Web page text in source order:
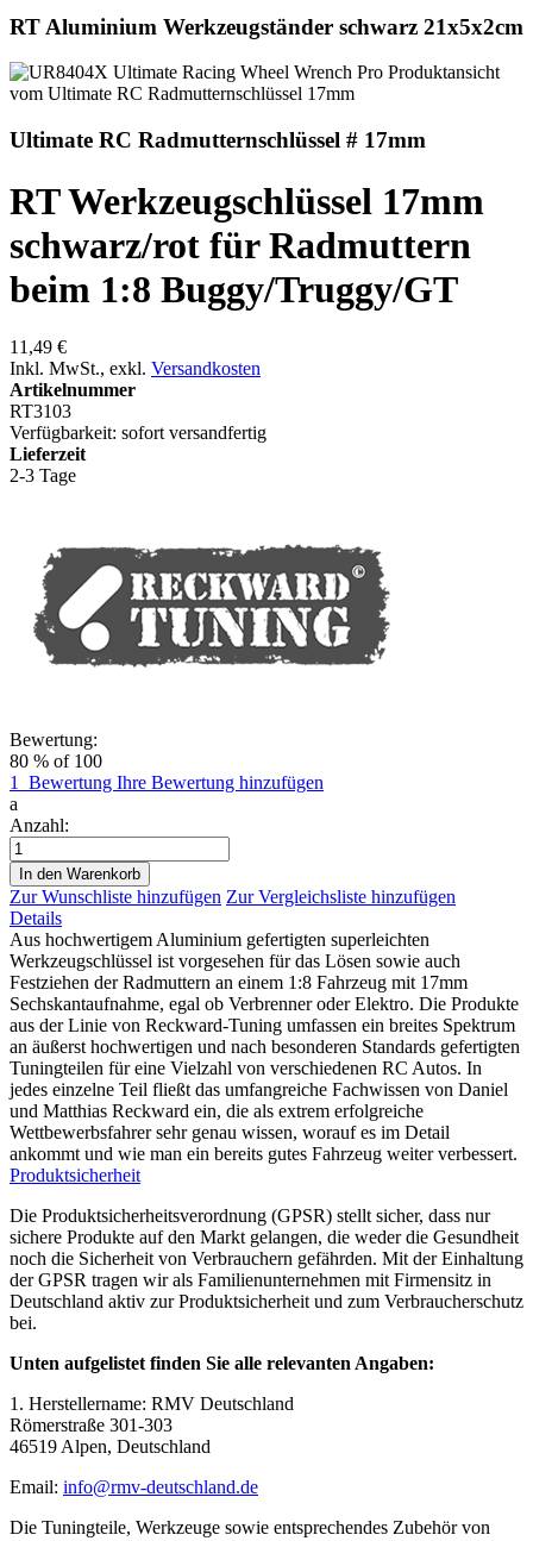
RT Aluminium Werkzeugständer schwarz 21x5x2cm
Ultimate RC Radmutternschlüssel # 17mm
RT Werkzeugschlüssel 17mm
schwarz/rot für Radmuttern
beim 1:8 Buggy/Truggy/GT
11,49 €
Inkl. MwSt., exkl. Versandkosten
Artikelnummer
RT3103
Verfügbarkeit: sofort versandfertig
Lieferzeit
2-3 Tage
Bewertung:
80 % of 100
1
Bewertung Ihre Bewertung hinzufügen
a
Anzahl:
In den Warenkorb
Zur Wunschliste hinzufügen Zur Vergleichsliste hinzufügen
Details
Aus hochwertigem Aluminium gefertigten superleichten
Werkzeugschlüssel ist vorgesehen für das Lösen sowie auch
Festziehen der Radmuttern an einem 1:8 Fahrzeug mit 17mm
Sechskantaufnahme, egal ob Verbrenner oder Elektro. Die Produkte
aus der Linie von Reckward-Tuning umfassen ein breites Spektrum
an äußerst hochwertigen und nach besonderen Standards gefertigten
Tuningteilen für eine Vielzahl von verschiedenen RC Autos. In
jedes einzelne Teil fließt das umfangreiche Fachwissen von Daniel
und Matthias Reckward ein, die als extrem erfolgreiche
Wettbewerbsfahrer sehr genau wissen, worauf es im Detail
ankommt und wie man ein bereits gutes Fahrzeug weiter verbessert.
Produktsicherheit
Die Produktsicherheitsverordnung (GPSR) stellt sicher, dass nur
sichere Produkte auf den Markt gelangen, die weder die Gesundheit
noch die Sicherheit von Verbrauchern gefährden. Mit der Einhaltung
der GPSR tragen wir als Familienunternehmen mit Firmensitz in
Deutschland aktiv zur Produktsicherheit und zum Verbraucherschutz
bei.
Unten aufgelistet finden Sie alle relevanten Angaben:
1. Herstellername: RMV Deutschland
Römerstraße 301-303
46519 Alpen, Deutschland
Email: info@rmv-deutschland.de
Die Tuningteile, Werkzeuge sowie entsprechendes Zubehör von